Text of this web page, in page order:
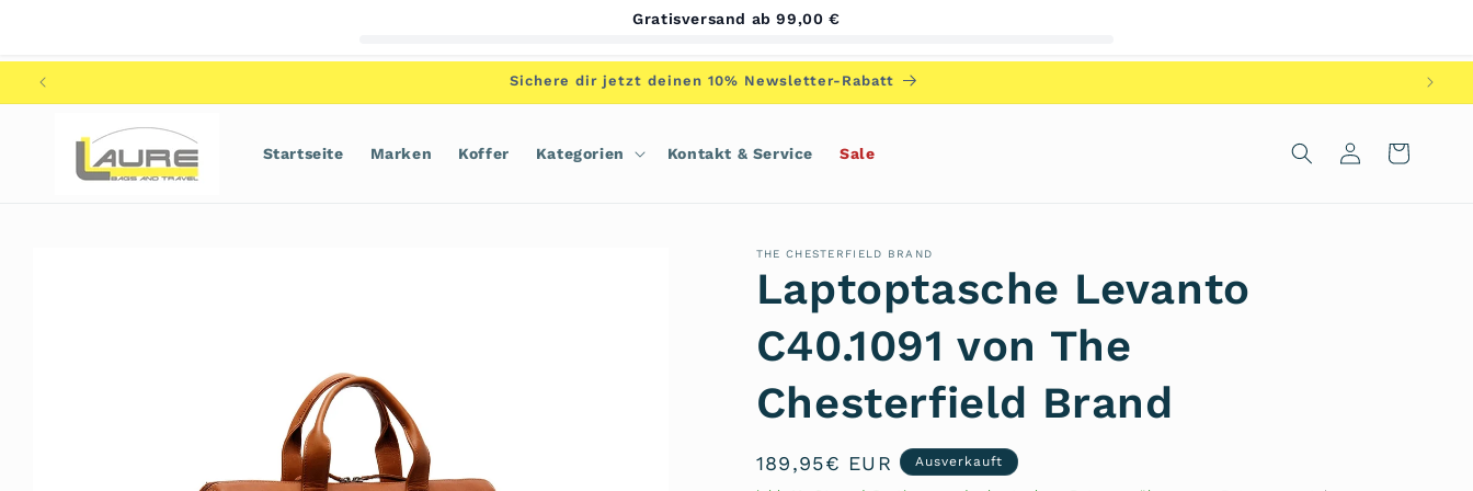
Sichere dir jetzt deinen 10% Newsletter-Rabatt
Startseite Marken Koffer Kategorien Kontakt & Service Sale EinloggenWarenkorb
THE CHESTERFIELD BRAND
Laptoptasche Levanto
C40.1091 von The
Chesterfield Brand
Normaler
189,95€ EUR Ausverkauft
Gratisversand ab 99,00 €